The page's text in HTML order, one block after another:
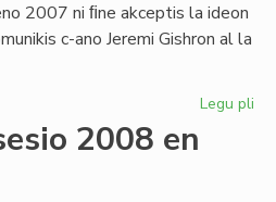
2007 ni ﬁne akceptis la ideon
c-ano Jeremi Gishron al la
Legu pli
2008 en